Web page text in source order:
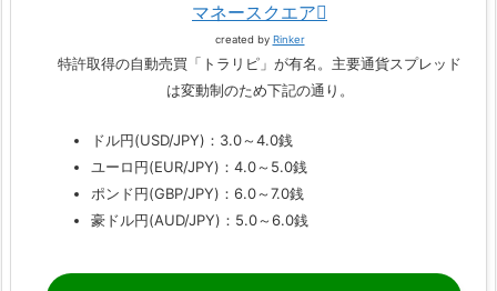
マネースクエア
created by Rinker
特許取得の自動売買「トラリピ」が有名。主要通貨スプレッド
は変動制のため下記の通り。
ドル円(USD/JPY)：3.0～4.0銭
ユーロ円(EUR/JPY)：4.0～5.0銭
ポンド円(GBP/JPY)：6.0～7.0銭
豪ドル円(AUD/JPY)：5.0～6.0銭